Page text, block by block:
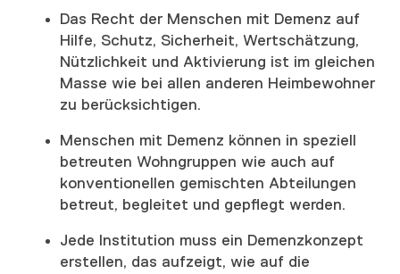
Das Recht der Menschen mit Demenz auf
Hilfe, Schutz, Sicherheit, Wertschätzung,
Nützlichkeit und Aktivierung ist im gleichen
Masse wie bei allen anderen Heimbewohner
zu berücksichtigen.
Menschen mit Demenz können in speziell
betreuten Wohngruppen wie auch auf
konventionellen gemischten Abteilungen
betreut, begleitet und gepflegt werden.
Jede Institution muss ein Demenzkonzept
erstellen, das aufzeigt, wie auf die